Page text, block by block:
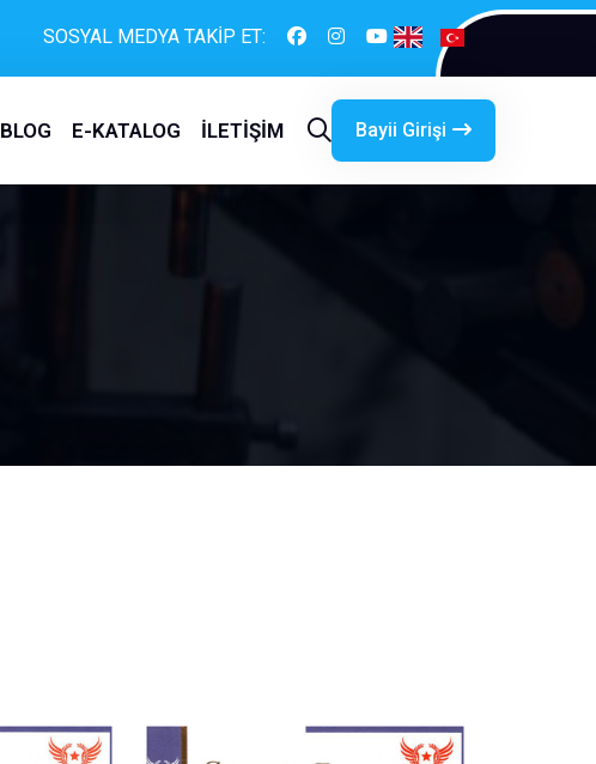
SOSYAL MEDYA TAKİP ET:
BLOG E-KATALOG İLETİŞİM Bayii Girişi